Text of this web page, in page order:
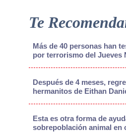
Te
Más de 40 personas han
por terrorismo del Jueves
Después de 4 meses,
hermanitos de Eithan
Esta es otra forma de
sobrepoblación animal en